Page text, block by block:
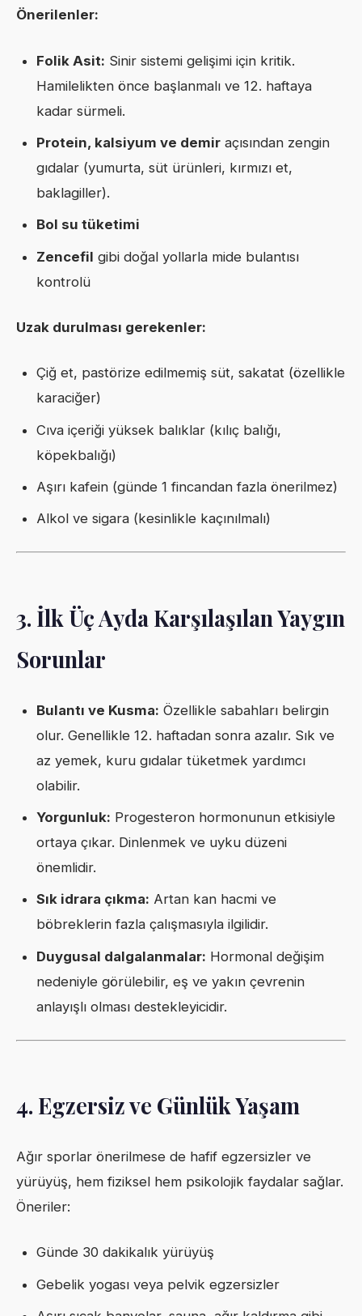
Önerilenler:
Folik Asit: Sinir sistemi gelişimi için kritik.
Hamilelikten önce başlanmalı ve 12. haftaya
kadar sürmeli.
Protein, kalsiyum ve demir açısından zengin
gıdalar (yumurta, süt ürünleri, kırmızı et,
baklagiller).
Bol su tüketimi
Zencefil gibi doğal yollarla mide bulantısı
kontrolü
Uzak durulması gerekenler:
Çiğ et, pastörize edilmemiş süt, sakatat (özellikle
karaciğer)
Cıva içeriği yüksek balıklar (kılıç balığı,
köpekbalığı)
Aşırı kafein (günde 1 fincandan fazla önerilmez)
Alkol ve sigara (kesinlikle kaçınılmalı)
3. İlk Üç Ayda Karşılaşılan Yaygın
Sorunlar
Bulantı ve Kusma: Özellikle sabahları belirgin
olur. Genellikle 12. haftadan sonra azalır. Sık ve
az yemek, kuru gıdalar tüketmek yardımcı
olabilir.
Yorgunluk: Progesteron hormonunun etkisiyle
ortaya çıkar. Dinlenmek ve uyku düzeni
önemlidir.
Sık idrara çıkma: Artan kan hacmi ve
böbreklerin fazla çalışmasıyla ilgilidir.
Duygusal dalgalanmalar: Hormonal değişim
nedeniyle görülebilir, eş ve yakın çevrenin
anlayışlı olması destekleyicidir.
4. Egzersiz ve Günlük Yaşam
Ağır sporlar önerilmese de hafif egzersizler ve
yürüyüş, hem fiziksel hem psikolojik faydalar sağlar.
Öneriler:
Günde 30 dakikalık yürüyüş
Gebelik yogası veya pelvik egzersizler